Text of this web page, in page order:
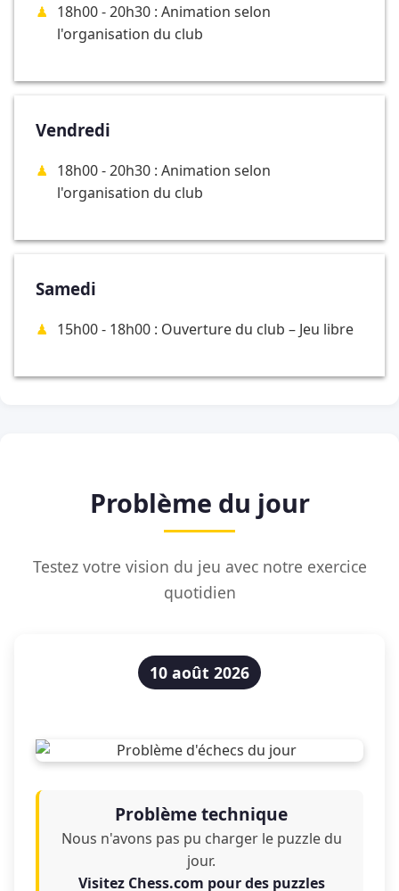
18h00 - 20h30 : Animation selon
l'organisation du club
Vendredi
18h00 - 20h30 : Animation selon
l'organisation du club
Samedi
15h00 - 18h00 : Ouverture du club – Jeu libre
Problème du jour
Testez votre vision du jeu avec notre exercice
quotidien
10 août 2026
Problème technique
Nous n'avons pas pu charger le puzzle du
jour.
Visitez Chess.com pour des puzzles